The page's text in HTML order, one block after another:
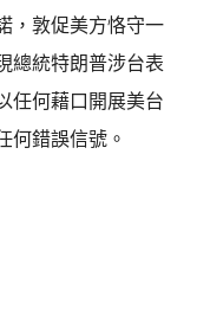
，敦促美方恪守一
總統特朗普涉台表
任何藉口開展美台
何錯誤信號。